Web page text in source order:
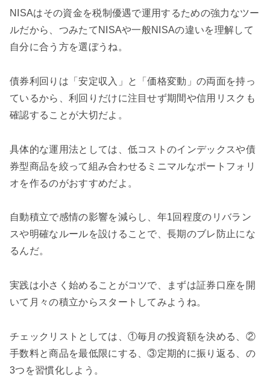
NISAはその資金を税制優遇で運用するための強力なツー
ルだから、つみたてNISAや一般NISAの違いを理解して
自分に合う方を選ぼうね。
債券利回りは「安定収入」と「価格変動」の両面を持っ
ているから、利回りだけに注目せず期間や信用リスクも
確認することが大切だよ。
具体的な運用法としては、低コストのインデックスや債
券型商品を絞って組み合わせるミニマルなポートフォリ
オを作るのがおすすめだよ。
自動積立で感情の影響を減らし、年1回程度のリバラン
スや明確なルールを設けることで、長期のブレ防止にな
るんだ。
実践は小さく始めることがコツで、まずは証券口座を開
いて月々の積立からスタートしてみようね。
チェックリストとしては、①毎月の投資額を決める、②
手数料と商品を最低限にする、③定期的に振り返る、の
3つを習慣化しよう。